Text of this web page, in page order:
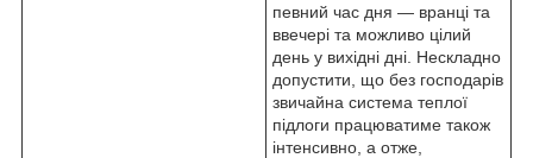
певний час дня — вранці та
ввечері та можливо цілий
день у вихідні дні. Нескладно
допустити, що без господарів
звичайна система теплої
підлоги працюватиме також
інтенсивно, а отже,